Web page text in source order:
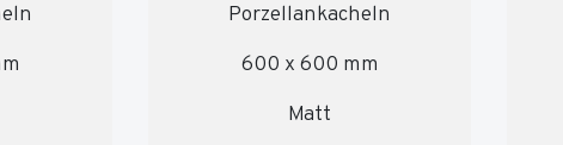
Porzellankacheln
600 x 600 mm
Matt